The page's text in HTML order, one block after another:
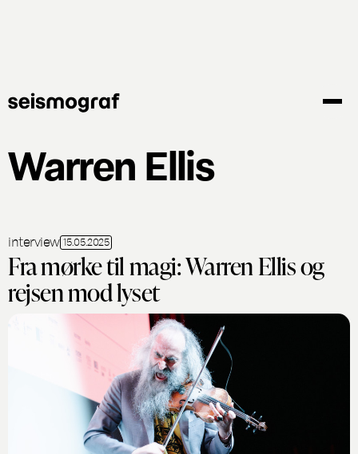
Warren Ellis
interview 15.05.2025
Fra mørke til magi: Warren Ellis og
rejsen mod lyset